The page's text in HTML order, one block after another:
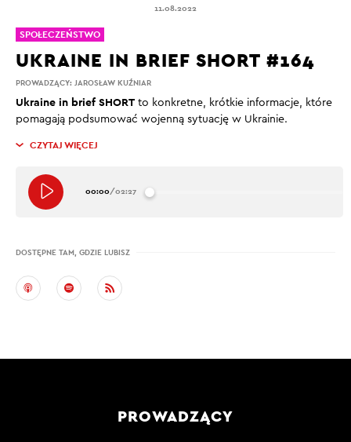
11.08.2022
PROWADZĄCY: JAROSŁAW KUŹNIAR
UKRAINE IN BRIEF SHORT #164
Ukraine in brief SHORT to konkretne, krótkie informacje, które
pomagają podsumować wojenną sytuację w Ukrainie.
CZYTAJ WIĘCEJ
00:00/02:27
DOSTĘPNE TAM, GDZIE LUBISZ
SPOŁECZEŃSTWO
PROWADZĄCY